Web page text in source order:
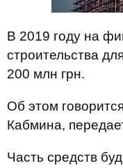
В 2019 году на
строительства
200 млн грн.
Об этом
Кабмина,
Часть средств